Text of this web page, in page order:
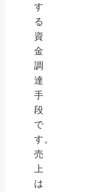
す
る
資
金
調
達
手
段
で
す。
売
上
は